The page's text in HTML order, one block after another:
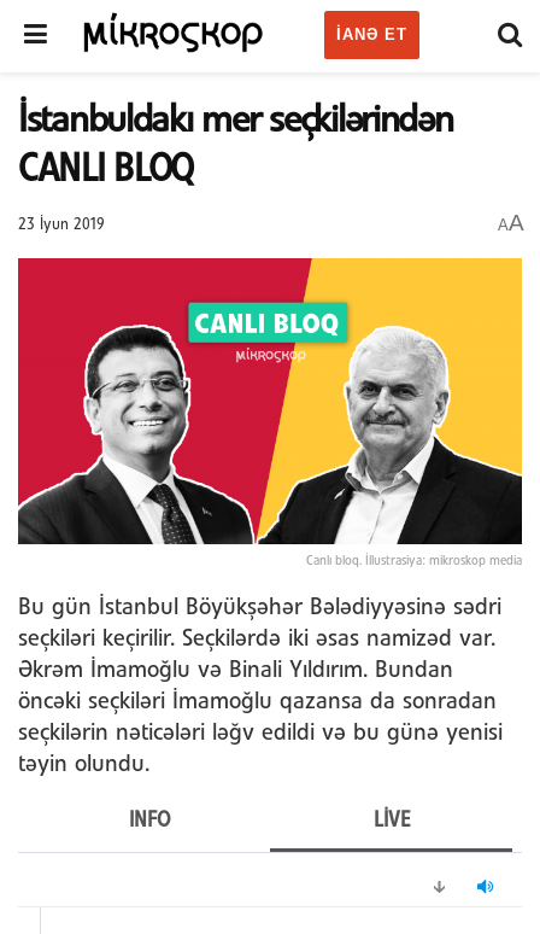
IANƏ ET
İstanbuldakı mer seçkilərindən
CANLI BLOQ
23 İyun 2019 AA
Canlı bloq. İllustrasiya: mikroskop media
Bu gün İstanbul Böyükşəhər Bələdiyyəsinə sədri
seçkiləri keçirilir. Seçkilərdə iki əsas namizəd var.
Əkrəm İmamoğlu və Binali Yıldırım. Bundan
öncəki seçkiləri İmamoğlu qazansa da sonradan
seçkilərin nəticələri ləğv edildi və bu günə yenisi
təyin olundu.
LIVE
INFO